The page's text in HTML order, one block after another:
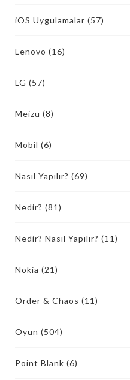
iOS Uygulamalar (57)
Lenovo (16)
LG (57)
Meizu (8)
Mobil (6)
Nasıl Yapılır? (69)
Nedir? (81)
Nedir? Nasıl Yapılır? (11)
Nokia (21)
Order & Chaos (11)
Oyun (504)
Point Blank (6)